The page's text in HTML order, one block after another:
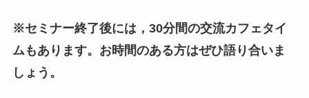
※セミナー終了後には，30分間の交流カフェタイ
ムもあります。お時間のある方はぜひ語り合いま
しょう。